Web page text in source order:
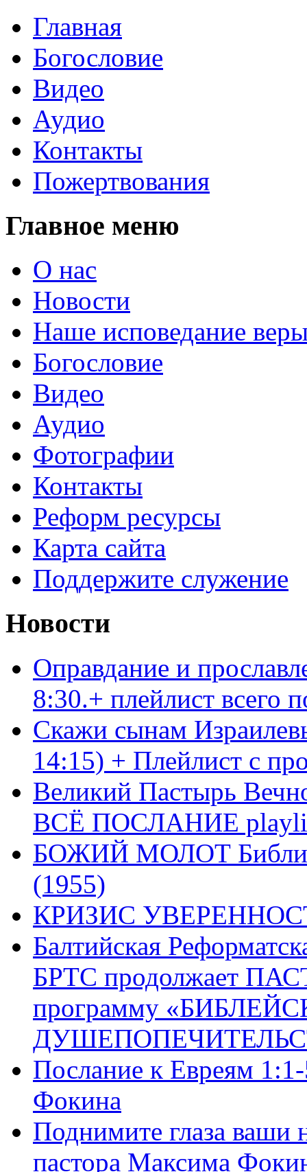
Главная
Богословие
Видео
Аудио
Контакты
Пожертвования
Главное меню
О нас
Новости
Наше исповедание
Богословие
Видео
Аудио
Фотографии
Контакты
Реформ ресурсы
Карта сайта
Поддержите служение
Новости
Оправдание и
8:30.+ плейлист
Скажи сынам
14:15) + Плейлист с
Великий Пастырь
ВСЁ ПОСЛАНИЕ
БОЖИЙ МОЛОТ Библия
(1955)
КРИЗИС
Балтийская
БРТС продолжает
программу
Послание к Евреям
Фокина
Поднимите глаза ваши
пастора Максима